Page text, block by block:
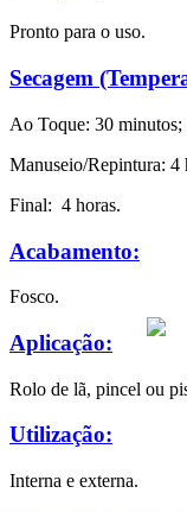
Pronto para o uso.
Secagem
Ao Toque: 30 minutos;
Manuseio/Repintura: 4
Final: 4 horas.
Acabamento:
Fosco.
Aplicação:
Rolo de lã, pincel ou
Utilização:
Interna e externa.